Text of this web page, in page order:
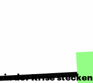
in der Krise stecken